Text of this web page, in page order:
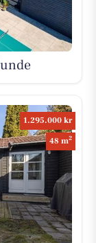
1.295.000 kr
48 m2